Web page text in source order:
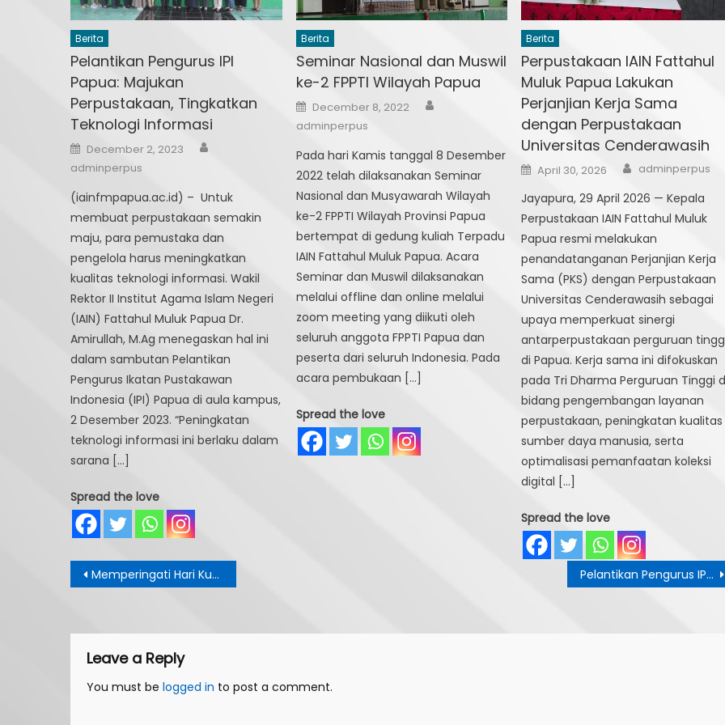
Berita
Pelantikan Pengurus IPI
Papua: Majukan
Perpustakaan, Tingkatkan
Teknologi Informasi
Posted
on
December 2, 2023
adminperpus
(iainfmpapua.ac.id) – Untuk
membuat perpustakaan semakin
maju, para pemustaka dan
pengelola harus meningkatkan
kualitas teknologi informasi. Wakil
Rektor II Institut Agama Islam Negeri
(IAIN) Fattahul Muluk Papua Dr.
Amirullah, M.Ag menegaskan hal ini
dalam sambutan Pelantikan
Pengurus Ikatan Pustakawan
Indonesia (IPI) Papua di aula kampus,
2 Desember 2023. “Peningkatan
teknologi informasi ini berlaku dalam
sarana […]
Spread the love
Berita
Seminar Nasional dan Muswil
ke-2 FPPTI Wilayah Papua
Posted
on
December 8, 2022
adminperpus
Pada hari Kamis tanggal 8 Desember
2022 telah dilaksanakan Seminar
Nasional dan Musyawarah Wilayah
ke-2 FPPTI Wilayah Provinsi Papua
bertempat di gedung kuliah Terpadu
IAIN Fattahul Muluk Papua. Acara
Seminar dan Muswil dilaksanakan
melalui offline dan online melalui
zoom meeting yang diikuti oleh
seluruh anggota FPPTI Papua dan
peserta dari seluruh Indonesia. Pada
acara pembukaan […]
Spread the love
Berita
Perpustakaan IAIN Fattahul
Muluk Papua Lakukan
Perjanjian Kerja Sama
dengan Perpustakaan
Universitas Cenderawasih
Posted
on
April 30, 2026 Author
adminperpus
Jayapura, 29 April 2026 — Kepala
Perpustakaan IAIN Fattahul Muluk
Papua resmi melakukan
penandatanganan Perjanjian Kerja
Sama (PKS) dengan Perpustakaan
Universitas Cenderawasih sebagai
upaya memperkuat sinergi
antarperpustakaan perguruan
di Papua. Kerja sama ini difokuskan
pada Tri Dharma Perguruan Tinggi
bidang pengembangan layanan
perpustakaan, peningkatan kualitas
sumber daya manusia, serta
optimalisasi pemanfaatan koleksi
digital […]
Spread the love
Post
navigation
Memperingati Hari Kunjung Perpustakaan: IAIN Fattahul Muluk Papua Bertranspormasi Menuju Peradaban Bangsa Yang Lebih Maju Melalui Pembangunan Perpustakaan Digital Pelantikan Pengurus IPI Papua: Majukan Perpustakaan, Tingkatkan Teknologi Informasi
Leave a Reply
You must be logged in to post a comment.